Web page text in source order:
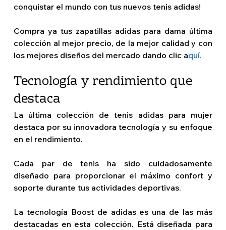
conquistar el mundo con tus nuevos tenis adidas!
Compra ya tus zapatillas adidas para dama última
colección al mejor precio, de la mejor calidad y con
los mejores diseños del mercado dando clic aquí.
Tecnología y rendimiento que
destaca
La última colección de tenis adidas para mujer
destaca por su innovadora tecnología y su enfoque
en el rendimiento.
Cada par de tenis ha sido cuidadosamente
diseñado para proporcionar el máximo confort y
soporte durante tus actividades deportivas.
La tecnología Boost de adidas es una de las más
destacadas en esta colección. Está diseñada para